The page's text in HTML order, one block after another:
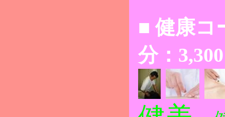
■ 健康
分：